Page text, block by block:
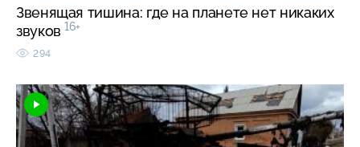
Звенящая тишина: где на планете нет никаких
звуков 16+
294